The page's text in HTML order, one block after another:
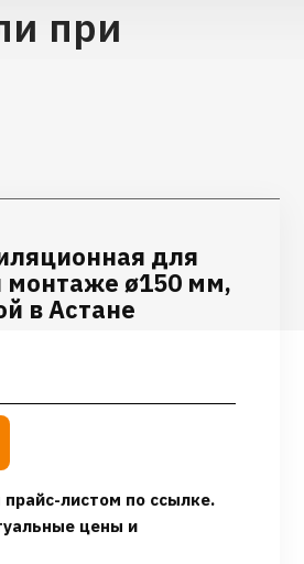
при
для
монтаже ø150 мм,
в Астане
листом по ссылке.
цены и